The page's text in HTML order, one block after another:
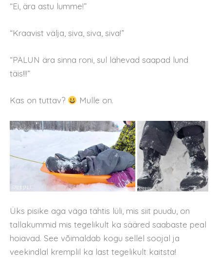
“Ei, ära astu lumme!”
“Kraavist välja, siva, siva, siva!”
“PALUN ära sinna roni, sul lähevad saapad lund
täis!!!”
Kas on tuttav? Mulle on.
Üks pisike aga väga tähtis lüli, mis siit puudu, on
tallakummid mis tegelikult ka sääred saabaste peal
hoiavad. See võimaldab kogu sellel soojal ja
veekindlal kremplil ka last tegelikult kaitsta!